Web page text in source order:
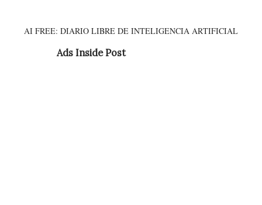
AI FREE: DIARIO LIBRE DE INTELIGENCIA ARTIFICIAL
Ads Inside Post